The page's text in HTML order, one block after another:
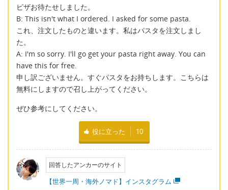
ピザお待たせしました。
B: This isn't what I ordered. I asked for some pasta.
これ、注文したものと違います。私はパスタを注文しまし
た。
A: I'm so sorry. I'll go get your pasta right away. You can
have this for free.
申し訳ございません。すぐパスタをお持ちします。こちらは
無料にしますので召し上がってください。
ぜひ参考にしてください。
役に立った 10
回答したアンカーのサイト
【世界一周・海外ノマド】インスタグラム